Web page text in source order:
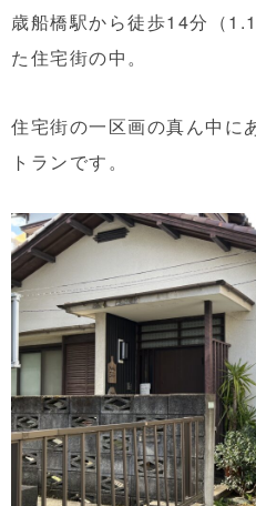
歳船橋駅から徒歩14分（
た住宅街の中。
住宅街の一区画の真ん中に
トランです。